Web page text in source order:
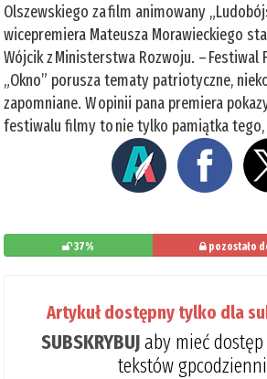
Olszewskiego za film animowany
wicepremiera Mateusza Morawieckiego
Wójcik z Ministerstwa Rozwoju. – Festiwal
„Okno” porusza tematy patriotyczne,
zapomniane. W opinii pana premiera
festiwalu filmy to nie tylko pamiątka tego,
37% pozostało
Artykuł dostępny tylko dla
SUBSKRYBUJaby mieć
tekstów